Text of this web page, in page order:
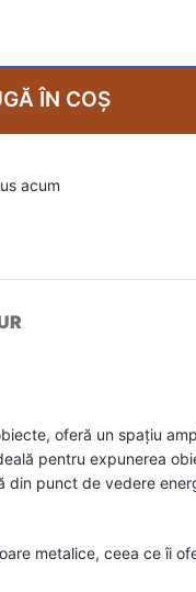
ÎN COȘ
acum
oferă un spațiu
pentru expunerea
din punct de vedere
metalice, ceea ce îi